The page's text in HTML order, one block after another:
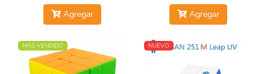
Agregar Agregar
MÁS VENDIDO NUEVO